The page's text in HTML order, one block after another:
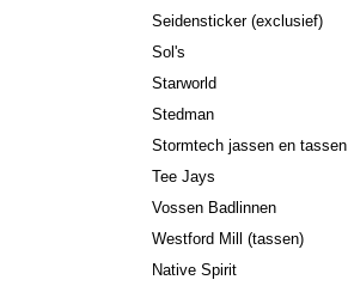
Seidensticker (exclusief)
Sol's
Starworld
Stedman
Stormtech jassen en tassen
Tee Jays
Vossen Badlinnen
Westford Mill (tassen)
Native Spirit